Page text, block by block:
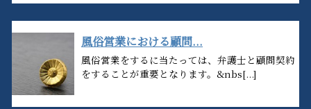
風俗営業における顧問...
風俗営業をするに当たっては、弁護士と顧問契約
をすることが重要となります。&nbs[...]